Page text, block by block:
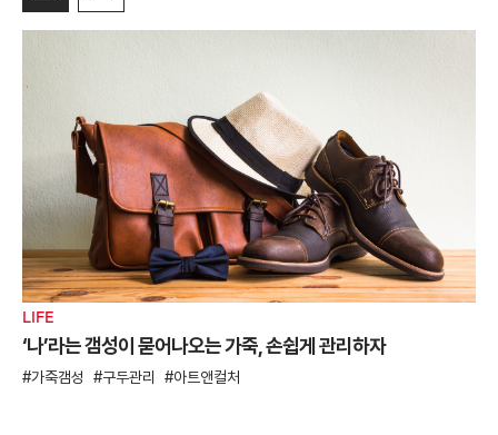
LIFE
‘나’라는 갬성이 묻어나오는 가죽, 손쉽게 관리하자
가죽갬성 구두관리 아트앤컬처